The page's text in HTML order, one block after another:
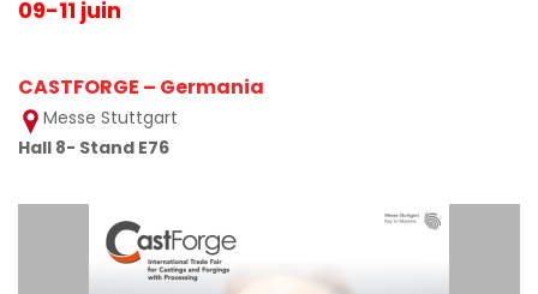
09-11 juin
CASTFORGE – Germania
Messe Stuttgart
Hall 8- Stand E76